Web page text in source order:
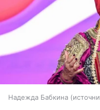
Надежда Бабкина